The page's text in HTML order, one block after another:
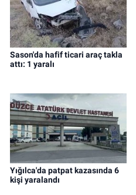
Sason'da hafif ticari araç takla
attı: 1 yaralı
Yığılca'da patpat kazasında 6
kişi yaralandı